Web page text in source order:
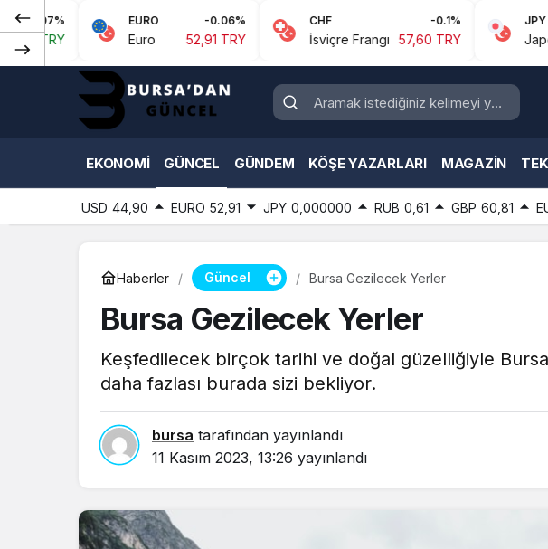
EURO -0.06%
Euro 52,91 TRY
CHF
İsviçre Frangı 57,60 TRY
JPY
Japon Yeni
EKONOMI GÜNCEL GÜNDEM KÖŞE YAZARLARI MAGAZIN
USD 44,90 EURO 52,91 JPY 0,000000 RUB 0,61 GBP 60,81
Haberler Güncel Bursa Gezilecek Yerler
Bursa Gezilecek Yerler
Keşfedilecek birçok tarihi ve doğal güzelliğiyle
daha fazlası burada sizi bekliyor.
bursa tarafından yayınlandı
11 Kasım 2023, 13:26 yayınlandı